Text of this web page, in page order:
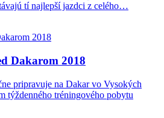
tí najlepší jazdci z celého…
Dakarom 2018
pripravuje na Dakar vo Vysokých
týždenného tréningového pobytu